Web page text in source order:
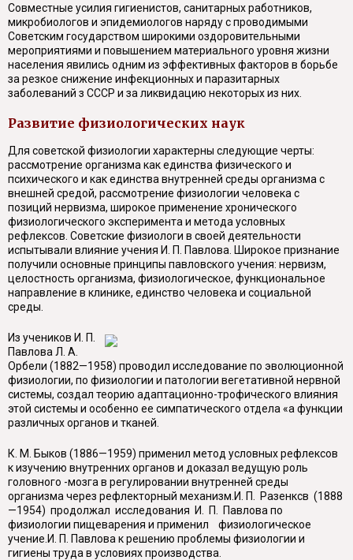
Совместные усилия гигиенистов, санитарных работников,
микробиологов и эпидемиологов наряду с проводимыми
Советским государством широкими оздоровительными
мероприятиями и повышением материального уровня жизни
населения явились одним из эффективных факторов в борьбе
за резкое снижение инфекционных и паразитарных
заболеваний з СССР и за ликвидацию некоторых из них.
Развитие физиологических наук
Для советской физиологии характерны следующие черты:
рассмотрение организма как единства физического и
психического и как единства внутренней среды организма с
внешней средой, рассмотрение физиологии человека с
позиций нервизма, широкое применение хронического
физиологического эксперимента и метода условных
рефлексов. Советские физиологи в своей деятельности
испытывали влияние учения И. П. Павлова. Широкое признание
получили основные принципы павловского учения: нервизм,
целостность организма, физиологическое, функциональное
направление в клинике, единство человека и социальной
среды.
Из учеников И. П.
Павлова Л. А.
Орбели (1882—1958) проводил исследование по эволюционной
физиологии, по физиологии и патологии вегетативной нервной
системы, создал теорию адаптационно-трофического влияния
этой системы и особенно ее симпатического отдела «а функции
различных органов и тканей.
К. М. Быков (1886—1959) применил метод условных рефлексов
к изучению внутренних органов и доказал ведущую роль
головного -мозга в регулировании внутренней среды
организма через рефлекторный механизм.И. П. Разенксв (1888
—1954) продолжал исследования И. П. Павлова по
физиологии пищеварения и применил физиологическое
учение.И. П. Павлова к решению проблемы физиологии и
гигиены труда в условиях производства.